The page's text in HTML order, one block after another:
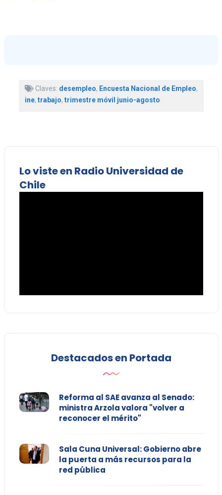
Claves: desempleo, Encuesta Nacional de Empleo,
ine, trabajo, trimestre móvil junio-agosto
Lo viste en Radio Universidad de
Chile
Destacados en Portada
Reforma al SAE avanza al Senado:
ministra Arzola valora "volver a
reconocer el mérito"
Sala Cuna Universal: Gobierno abre
la puerta a más recursos para la
red pública